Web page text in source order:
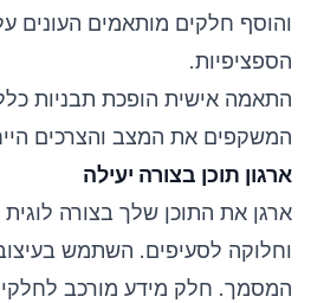
והוסף חלקים מותאמים העונים
הספציפיות.
התאמה אישית הופכת תבניות
המשקפים את המצב והצרכים
ארגון תוכן בצורה יעילה
ארגן את התוכן שלך בצורה
וחלוקה לסעיפים. השתמש
המסמך. חלק מידע מורכב